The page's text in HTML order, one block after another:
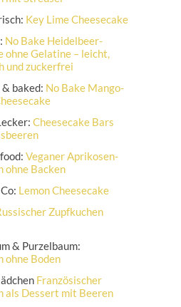
Key Lime Cheesecake
No Bake Heidelbeer-
ohne Gelatine – leicht,
und zuckerfrei
baked: No Bake Mango-
Cheesecake Bars
Veganer Aprikosen-
ohne Backen
Lemon Cheesecake
Zupfkuchen
& Purzelbaum:
ohne Boden
Französischer
als Dessert mit Beeren